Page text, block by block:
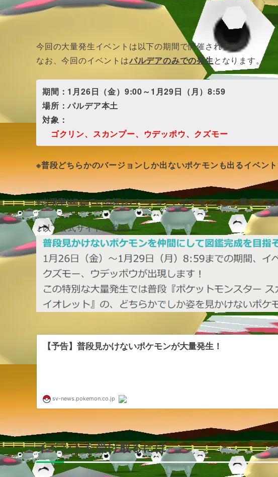
今回の大量発生イベントは以下の期間で開催されます。
なお、今回のイベントはパルデアのみでの発生となります。
期間：1月26日（金）9:00～1月29日（月）8:59
場所：パルデア本土
対象：
ゴクリン、スカンプー、ウデッポウ、クズモー
※普段どちらかのバージョンしか出ないポケモンも出るイベント
※出現率UPしている証はバージョン、ポケモンごとに異なりま
↓以下公式サイトの案内
イベントを受け取るには